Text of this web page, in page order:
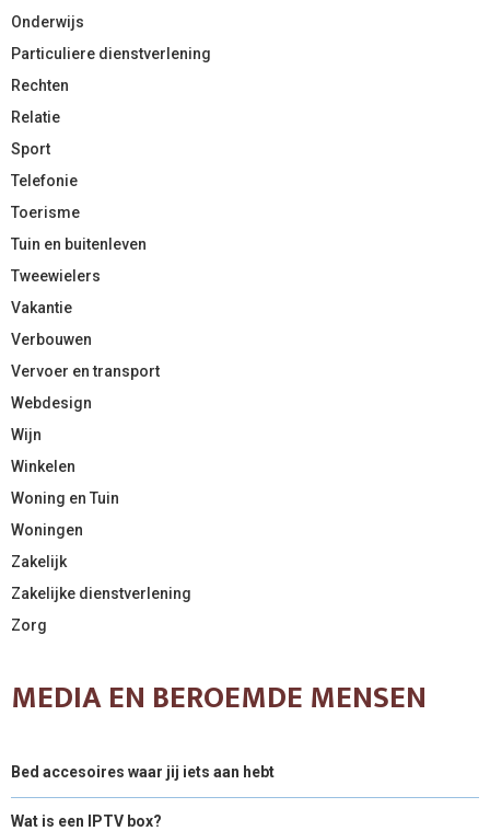
Onderwijs
Particuliere dienstverlening
Rechten
Relatie
Sport
Telefonie
Toerisme
Tuin en buitenleven
Tweewielers
Vakantie
Verbouwen
Vervoer en transport
Webdesign
Wijn
Winkelen
Woning en Tuin
Woningen
Zakelijk
Zakelijke dienstverlening
Zorg
MEDIA EN BEROEMDE MENSEN
Bed accesoires waar jij iets aan hebt
Wat is een IPTV box?